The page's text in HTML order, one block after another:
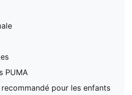
PUMA
pour les enfants